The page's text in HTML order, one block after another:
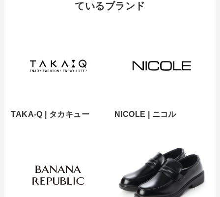
ているブランド
TAKA-Q | タカキュー NICOLE | ニコル